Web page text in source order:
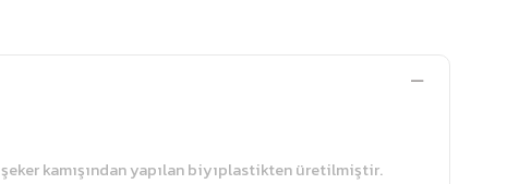
kamışından yapılan biyıplastikten üretilmiştir.